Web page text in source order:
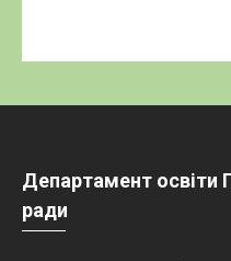
Департамент освіти
ради